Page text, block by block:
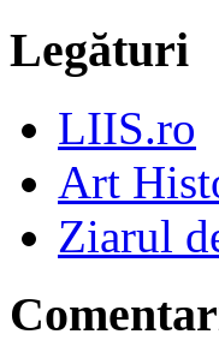
Legături
LIIS.ro
Art
Ziarul